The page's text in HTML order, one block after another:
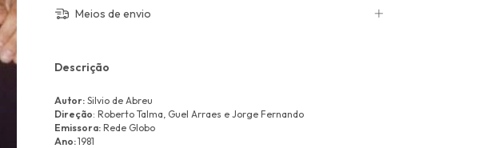
Meios de envio
Descrição
Autor: Silvio de Abreu
Direção: Roberto Talma, Guel Arraes e Jorge Fernando
Emissora: Rede Globo
Ano:1981